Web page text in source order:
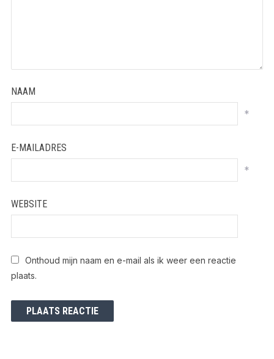
NAAM
*
E-MAILADRES
*
WEBSITE
Onthoud mijn naam en e-mail als ik weer een reactie
plaats.